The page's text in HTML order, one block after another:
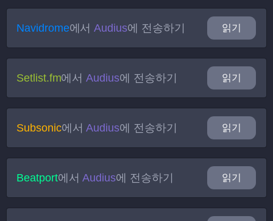
Navidrome에서Audius에 전송하기 읽기
Setlist.fm에서Audius에 전송하기 읽기
Subsonic에서Audius에 전송하기 읽기
Beatport에서Audius에 전송하기 읽기